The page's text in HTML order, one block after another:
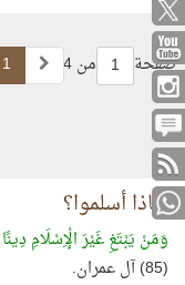
صفحة 1 من 4 1
لماذا أسلموا؟
وَمَنْ يَبْتَغِ غَيْرَ الْإِسْلَامِ
(85) آل عمران.